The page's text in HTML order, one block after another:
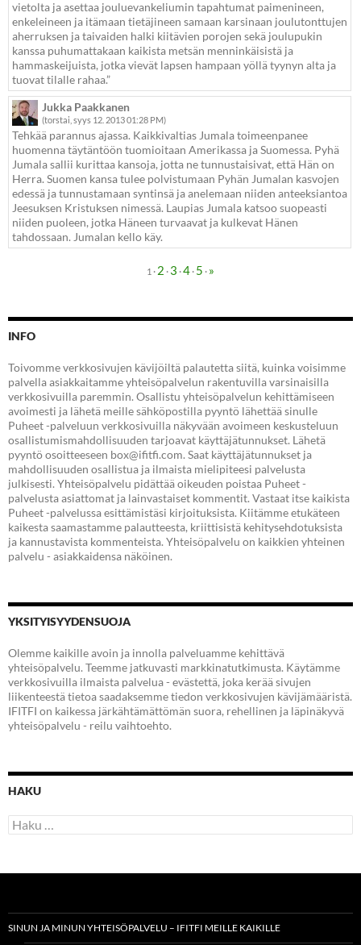
vietolta ja asettaa jouluevankeliumin tapahtumat paimenineen,
enkeleineen ja itämaan tietäjineen samaan karsinaan joulutonttujen
aherruksen ja taivaiden halki kiitävien porojen sekä joulupukin
kanssa puhumattakaan kaikista metsän menninkäisistä ja
hammaskeijuista, jotka vievät lapsen hampaan yöllä tyynyn alta ja
tuovat tilalle rahaa.”
Jukka Paakkanen
(torstai, syys 12. 2013 01:28 PM)
Tehkää parannus ajassa. Kaikkivaltias Jumala toimeenpanee
huomenna täytäntöön tuomioitaan Amerikassa ja Suomessa. Pyhä
Jumala sallii kurittaa kansoja, jotta ne tunnustaisivat, että Hän on
Herra. Suomen kansa tulee polvistumaan Pyhän Jumalan kasvojen
edessä ja tunnustamaan syntinsä ja anelemaan niiden anteeksiantoa
Jeesuksen Kristuksen nimessä. Laupias Jumala katsoo suopeasti
niiden puoleen, jotka Häneen turvaavat ja kulkevat Hänen
tahdossaan. Jumalan kello käy.
1 · 2 · 3 ·4 · 5 · »
INFO
Toivomme verkkosivujen kävijöiltä palautetta siitä, kuinka voisimme
palvella asiakkaitamme yhteisöpalvelun rakentuvilla varsinaisilla
verkkosivuilla paremmin. Osallistu yhteisöpalvelun kehittämiseen
avoimesti ja lähetä meille sähköpostilla pyyntö lähettää sinulle
Puheet -palveluun verkkosivuilla näkyvään avoimeen keskusteluun
osallistumismahdollisuuden tarjoavat käyttäjätunnukset. Lähetä
pyyntö osoitteeseen box@ifitfi.com. Saat käyttäjätunnukset ja
mahdollisuuden osallistua ja ilmaista mielipiteesi palvelusta
julkisesti. Yhteisöpalvelu pidättää oikeuden poistaa Puheet -
palvelusta asiattomat ja lainvastaiset kommentit. Vastaat itse kaikista
Puheet -palvelussa esittämistäsi kirjoituksista. Kiitämme etukäteen
kaikesta saamastamme palautteesta, kriittisistä kehitysehdotuksista
ja kannustavista kommenteista. Yhteisöpalvelu on kaikkien yhteinen
palvelu - asiakkaidensa näköinen.
YKSITYISYYDENSUOJA
Olemme kaikille avoin ja innolla palveluamme kehittävä
yhteisöpalvelu. Teemme jatkuvasti markkinatutkimusta. Käytämme
verkkosivuilla ilmaista palvelua - evästettä, joka kerää sivujen
liikenteestä tietoa saadaksemme tiedon verkkosivujen kävijämääristä.
IFITFI on kaikessa järkähtämättömän suora, rehellinen ja läpinäkyvä
yhteisöpalvelu - reilu vaihtoehto.
HAKU
Haku:
SINUN JA MINUN YHTEISÖPALVELU – IFITFI MEILLE KAIKILLE